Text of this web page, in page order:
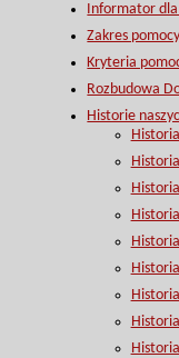
Informator
Zakres pomocy
Kryteria
Rozbudowa
Historie